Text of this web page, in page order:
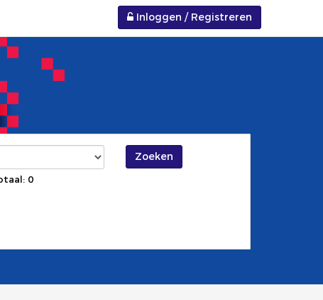
Inloggen / Registreren
Zoeken
0